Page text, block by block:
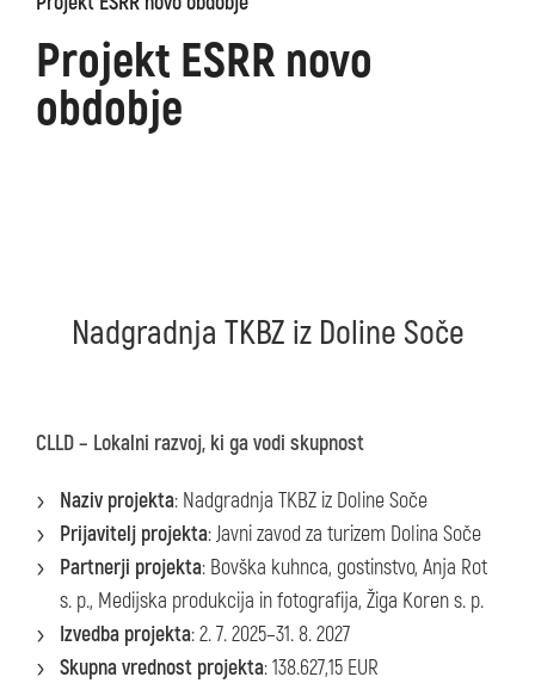
Projekt ESRR novo
obdobje
Nadgradnja TKBZ iz Doline Soče
CLLD – Lokalni razvoj, ki ga vodi skupnost
Naziv projekta: Nadgradnja TKBZ iz Doline Soče
Prijavitelj projekta: Javni zavod za turizem Dolina Soče
Partnerji projekta: Bovška kuhnca, gostinstvo, Anja Rot
s. p., Medijska produkcija in fotografija, Žiga Koren s. p.
Izvedba projekta: 2. 7. 2025–31. 8. 2027
Skupna vrednost projekta: 138.627,15 EUR